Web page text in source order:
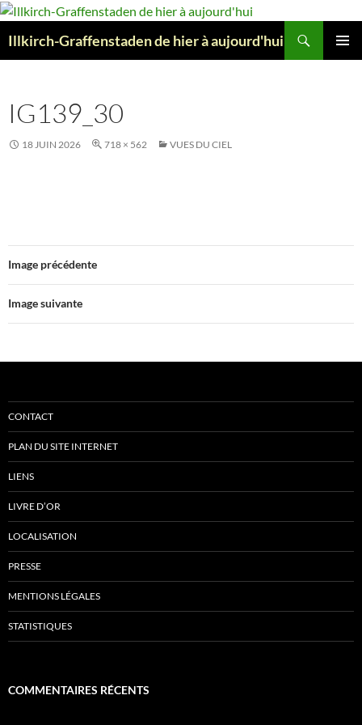
Aller
contenu
Illkirch-Graffenstaden de hier à aujourd'hui
IG139_30
18 JUIN 2026 718 × 562 VUES DU CIEL
Image précédente
Image suivante
CONTACT
PLAN DU SITE INTERNET
LIENS
LIVRE D’OR
LOCALISATION
PRESSE
MENTIONS LÉGALES
STATISTIQUES
COMMENTAIRES RÉCENTS